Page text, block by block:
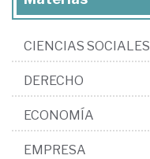
CIENCIAS SOCIALES
DERECHO
ECONOMÍA
EMPRESA